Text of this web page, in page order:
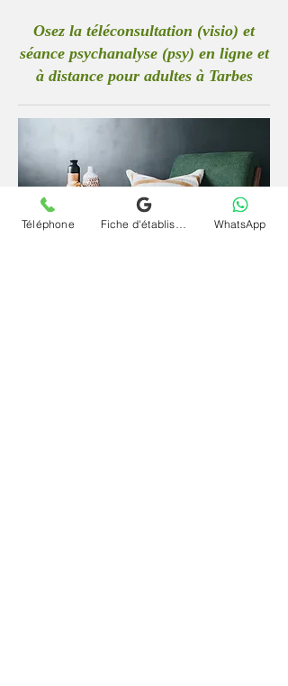
Osez la téléconsultation (visio) et
séance psychanalyse (psy) en ligne et
à distance pour adultes à Tarbes
Téléphone WhatsApp